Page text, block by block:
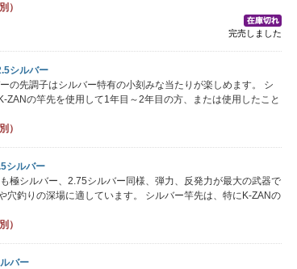
）
完売しました
シルバー
の先調子はシルバー特有の小刻みな当たりが楽しめます。 シ
ZANの竿先を使用して1年目～2年目の方、または使用したこと
）
シルバー
極シルバー、2.75シルバー同様、弾力、反発力が最大の武器で
穴釣りの深場に適しています。 シルバー竿先は、特にK-ZANの
）
バー